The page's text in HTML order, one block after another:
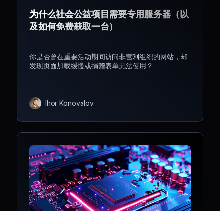
为什么社会公益项目需要专用服务器（以
及如何免费获取一台）
你是否曾在重要活动期间访问非营利组织的网站，却
发现页面加载缓慢或捐赠表单无法使用？
Ihor Konovalov